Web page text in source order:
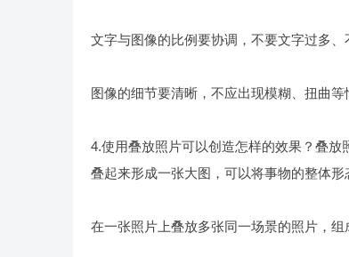
文字与图像的比例要协调，不要文字过多、
图像的细节要清晰，不应出现模糊、扭曲等
4.使用叠放照片可以创造怎样的效果？叠
叠起来形成一张大图，可以将事物的整体形
在一张照片上叠放多张同一场景的照片，组